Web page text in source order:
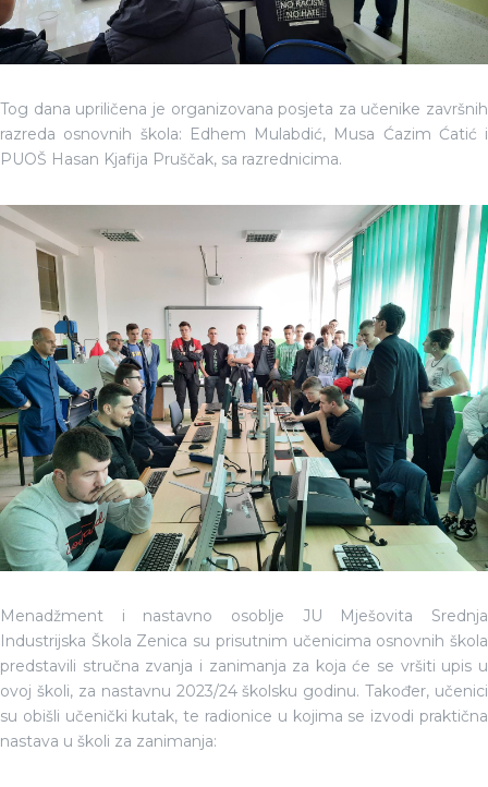
Tog dana upriličena je organizovana posjeta za učenike završnih
razreda osnovnih škola: Edhem Mulabdić, Musa Ćazim Ćatić i
PUOŠ Hasan Kjafija Pruščak, sa razrednicima.
Menadžment i nastavno osoblje JU Mješovita Srednja
Industrijska Škola Zenica su prisutnim učenicima osnovnih škola
predstavili stručna zvanja i zanimanja za koja će se vršiti upis u
ovoj školi, za nastavnu 2023/24 školsku godinu. Također, učenici
su obišli učenički kutak, te radionice u kojima se izvodi praktična
nastava u školi za zanimanja: